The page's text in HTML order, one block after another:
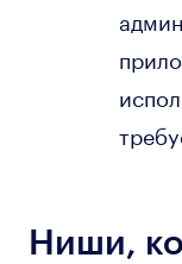
Ниши,